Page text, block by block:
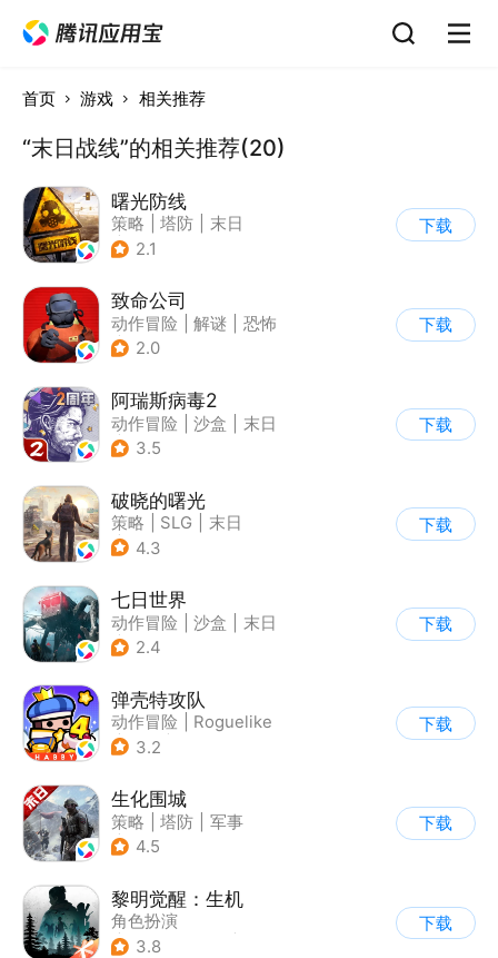
首页 游戏 相关推荐
“末日战线”的相关推荐(20)
曙光防线
策略 塔防
末日
| 欧美风
2.1
下载
致命公司
动作冒险 解谜
恐怖
| 欧美风
2.0
下载
阿瑞斯病毒2
动作冒险 沙盒
末日
| 剧情
3.5
下载
破晓的曙光
策略 SLG
末日
| 写实
4.3
下载
七日世界
动作冒险 沙盒
末日
| 开放世界
2.4
下载
弹壳特攻队
动作冒险
Roguelike
| 冒险
3.2
下载
生化围城
策略 塔防
军事
| 废土
4.5
下载
黎明觉醒：生机
角色扮演
| 第三人称射击
3.8
下载